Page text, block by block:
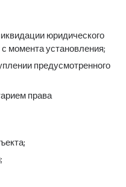
юридического
момента установления;
предусмотренного
права